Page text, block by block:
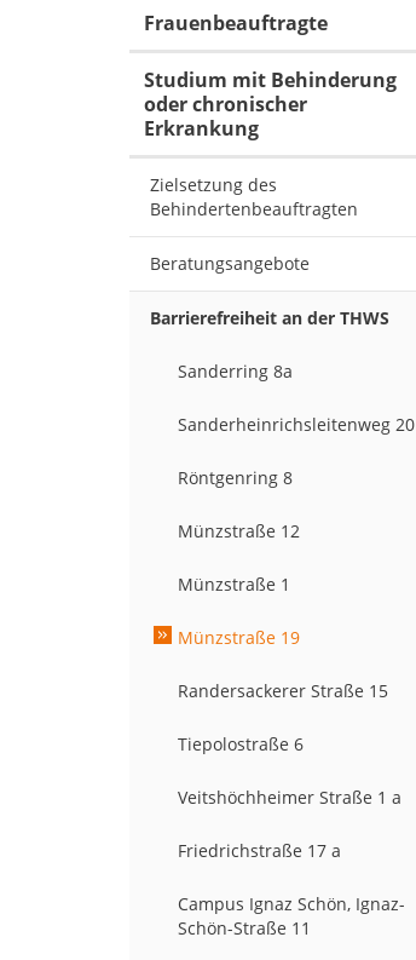
Frauenbeauftragte
Studium mit Behinderung
oder chronischer
Erkrankung
Zielsetzung des
Behindertenbeauftragten
Beratungsangebote
Barrierefreiheit an der THWS
Sanderring 8a
Sanderheinrichsleitenweg 20
Röntgenring 8
Münzstraße 12
Münzstraße 1
Münzstraße 19
Randersackerer Straße 15
Tiepolostraße 6
Veitshöchheimer Straße 1 a
Friedrichstraße 17 a
Campus Ignaz Schön, Ignaz-
Schön-Straße 11